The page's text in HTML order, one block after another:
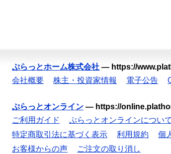
ぷらっとホーム株式会社 — https://
会社概要
株主・投資家情報 電子公告
ぷらっとオンライン — https://
ご利用ガイド
ぷらっとオンラインについて
特定商取引法に基づく表示
利用規約 個
お客様からの声
ご注文の取り消し